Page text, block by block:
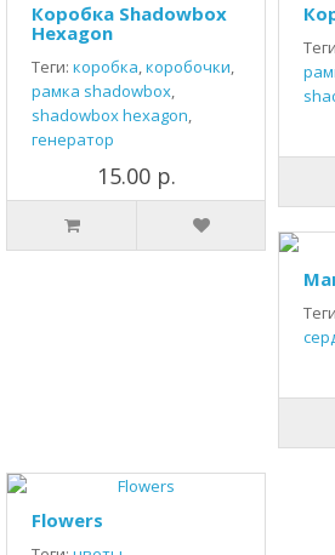
Коробка Shadowbox
Hexagon
Теги: коробка,коробочки,
рамка shadowbox,
shadowbox hexagon,
генератор
15.00 р.
Flowers